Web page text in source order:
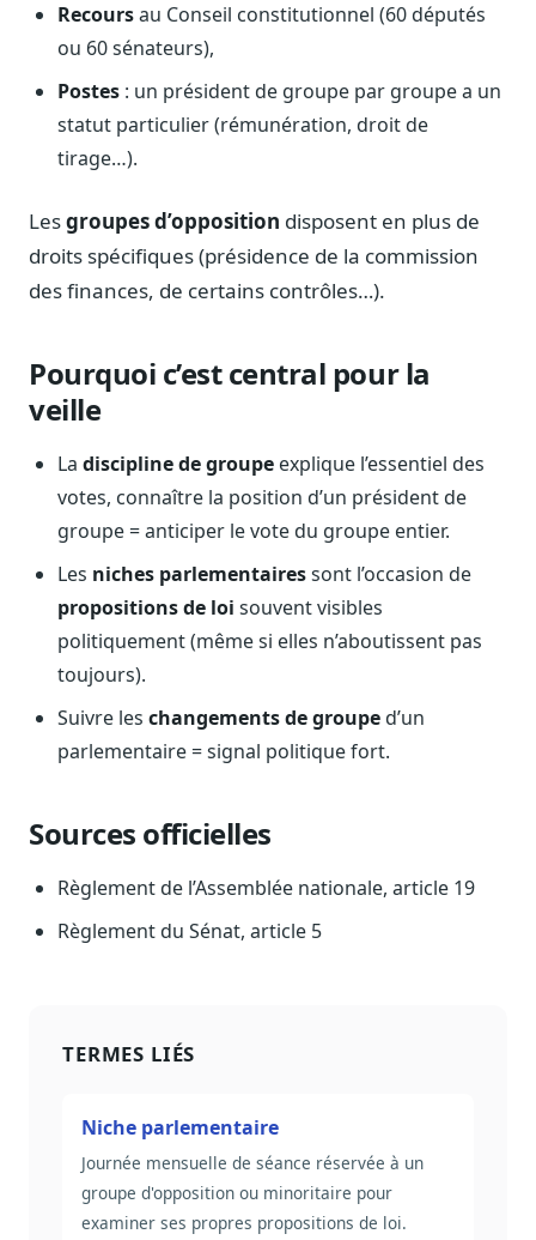
Consultants seniors, plateforme Legiwatch incluse
Guides pratiques
Blog & Podcast Hémicycle
Analyses, méthodes, coulisses
Lexique parlementaire
Glossaire affaires publiques
Lexique par thème métier
23 flux indexés
Nouveautés produit
Le changelog mensuel
Ils utilisent Legiwatch
Public Sénat, ONG, cabinets
Qui sommes-nous
Méthode, valeurs et équipe
Charte IA
Fiabilité, souveraineté, sobriété
Kit média, contacts
Recoursau Conseil constitutionnel (60 députés
ou 60 sénateurs),
Postes : un président de groupe par groupe a un
statut particulier (rémunération, droit de
tirage…).
Lesgroupes d’opposition disposent en plus de
droits spécifiques (présidence de la commission
des finances, de certains contrôles…).
Pourquoi c’est central pour la
veille
La discipline de groupe explique l’essentiel des
votes, connaître la position d’un président de
groupe = anticiper le vote du groupe entier.
Les niches parlementairessont l’occasion de
propositions de loi souvent visibles
politiquement (même si elles n’aboutissent pas
toujours).
Suivre les changements de grouped’un
parlementaire = signal politique fort.
Sources officielles
Règlement de l’Assemblée nationale, article 19
Règlement du Sénat, article 5
TERMES LIÉS
Niche parlementaire
Journée mensuelle de séance réservée à un
groupe d'opposition ou minoritaire pour
examiner ses propres propositions de loi.